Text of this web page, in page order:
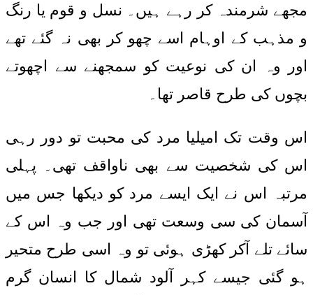
مجھے شرمندہ کر رہے ہیں۔ نسل و قوم یا رنگ
و مذہب کے اوہام اسے چھو کر بھی نہ گئے تھے
اور وہ ان کی نوعیت کو سمجھنے سے اچھوتے
بچوں کی طرح قاصر تھا۔
اس وقت تک امیلیا مرد کی محبت تو دور رہی
اس کی شخصیت سے بھی ناواقف تھی۔ پہلی
مرتبہ اس نے ایک ایسے مرد کو دیکھا جس میں
آسمان کی سی وسعت تھی اور جب وہ اس کے
سائے تلے آکر کھڑی ہوئی تو وہ اسی طرح متحیر
ہو گئی جیسے کہر آلود شمال کا انسان گرم